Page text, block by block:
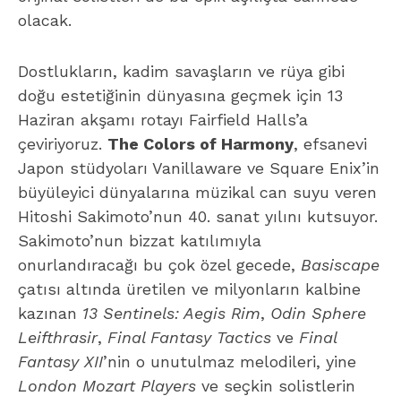
olacak.
Dostlukların, kadim savaşların ve rüya gibi
doğu estetiğinin dünyasına geçmek için 13
Haziran akşamı rotayı Fairfield Halls’a
çeviriyoruz. The Colors of Harmony, efsanevi
Japon stüdyoları Vanillaware ve Square Enix’in
büyüleyici dünyalarına müzikal can suyu veren
Hitoshi Sakimoto’nun 40. sanat yılını kutsuyor.
Sakimoto’nun bizzat katılımıyla
onurlandıracağı bu çok özel gecede, Basiscape
çatısı altında üretilen ve milyonların kalbine
kazınan 13 Sentinels: Aegis Rim, Odin Sphere
Leifthrasir, Final Fantasy Tactics ve Final
Fantasy XII’nin o unutulmaz melodileri, yine
London Mozart Players ve seçkin solistlerin